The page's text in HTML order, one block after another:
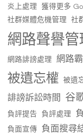
炎上處理 獲得更多
社群媒體危機管理 社
網路聲譽管
網路誹謗處理 網路
被遺忘權 被遺
誹謗訴訟時間 谷
負評提告 負評處理
負面宣傳 負面搜尋